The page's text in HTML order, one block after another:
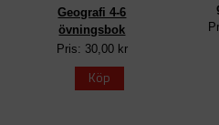
Geografi 4-6
övningsbok
Pris: 30,00 kr
Köp